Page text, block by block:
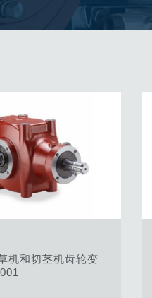
机和切茎机齿轮变